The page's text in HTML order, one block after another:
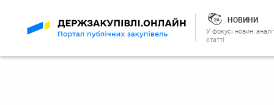
НОВИНИ
У фокусі новин:
статті